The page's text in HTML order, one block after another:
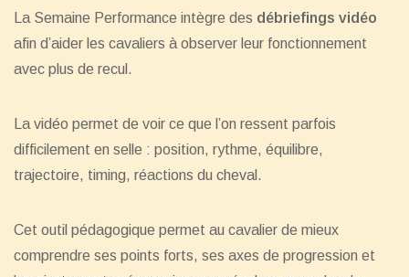
La Semaine Performance intègre des débriefings vidéo
afin d’aider les cavaliers à observer leur fonctionnement
avec plus de recul.
La vidéo permet de voir ce que l’on ressent parfois
difficilement en selle : position, rythme, équilibre,
trajectoire, timing, réactions du cheval.
Cet outil pédagogique permet au cavalier de mieux
comprendre ses points forts, ses axes de progression et